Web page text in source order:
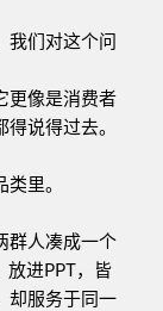
我们对这个问
更像是消费者
说得过去。
里。
群人凑成一个
进PPT，皆
却服务于同一